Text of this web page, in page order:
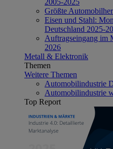
Größte
Eisen und Stahl:
Deutschland 2025-
Auftragseingang im
2026
Metall & Elektronik
Themen
Weitere Themen
Automobilindustrie
Automobilindustrie
Top Report